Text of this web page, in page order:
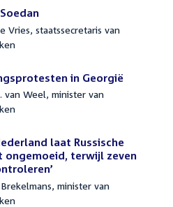
Vries, staatssecretaris van
in Georgië
van Weel, minister van
laat Russische
ongemoeid, terwijl zeven
Brekelmans, minister van